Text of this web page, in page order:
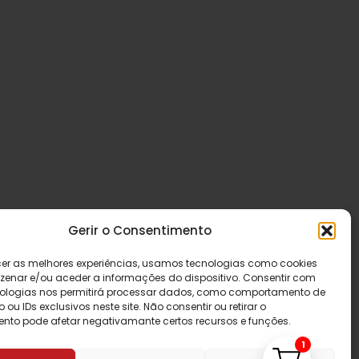
Gerir o Consentimento
as melhores experiências, usamos tecnologias como cookies
e/ou aceder a informações do dispositivo. Consentir com
nos permitirá processar dados, como comportamento de
IDs exclusivos neste site. Não consentir ou retirar o
pode afetar negativamante certos recursos e funções.
1